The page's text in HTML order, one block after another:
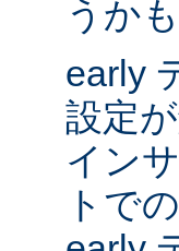
うか
early
設定
イン
トで